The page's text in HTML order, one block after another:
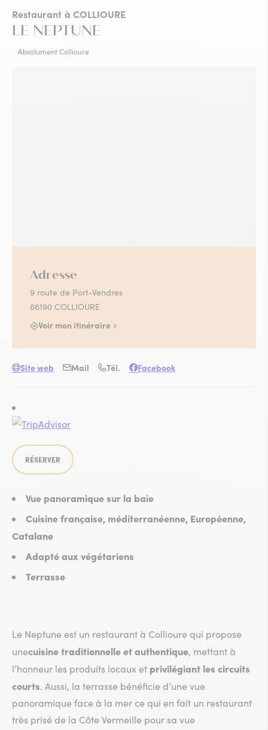
Restaurant à COLLIOURE
LE NEPTUNE
Absolument Collioure
Vue panoramique sur la baie
Cuisine française, méditerranéenne, Européenne,
Catalane
Adapté aux végétariens
Terrasse
Le Neptune est un restaurant à Collioure qui propose
unecuisine traditionnelle et authentique, mettant à
l’honneur les produits locaux et privilégiant les circuits
courts. Aussi, la terrasse bénéficie d’une vue
panoramique face à la mer ce qui en fait un restaurant
très prisé de la Côte Vermeille pour sa vue
Adresse
9 route de Port-Vendres
66190 COLLIOURE
Voir mon itinéraire
Site web Mail Tél. Facebook
RÉSERVER